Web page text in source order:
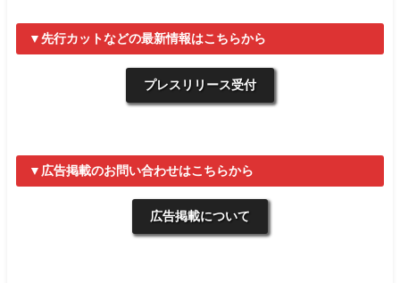
▼先行カットなどの最新情報はこちらから
プレスリリース受付
▼広告掲載のお問い合わせはこちらから
広告掲載について